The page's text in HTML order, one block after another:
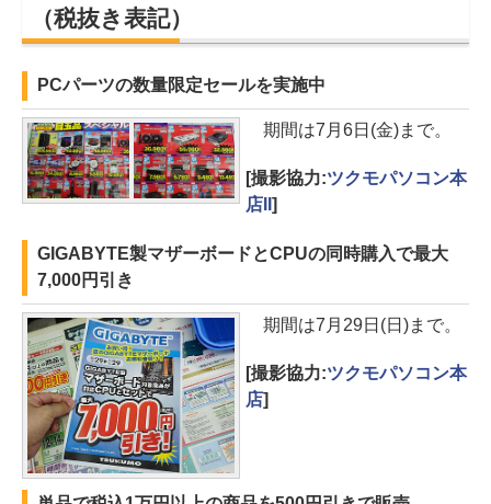
（税抜き表記）
PCパーツの数量限定セールを実施中
期間は7月6日(金)まで。
[撮影協力:ツクモパソコン本
店II ]
GIGABYTE製マザーボードとCPUの同時購入で最大
7,000円引き
期間は7月29日(日)まで。
[撮影協力:ツクモパソコン本
店]